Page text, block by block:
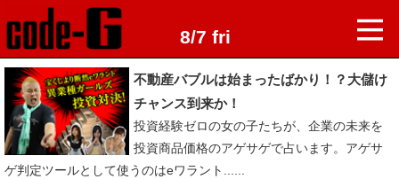
8/7 fri
不動産バブルは始まったばかり！？大儲け
チャンス到来か！
投資経験ゼロの女の子たちが、企業の未来を
投資商品価格のアゲサゲで占います。アゲサ
ゲ判定ツールとして使うのはeワラント......